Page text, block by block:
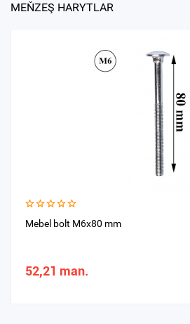
MEŇZEŞ HARYTLAR
Mebel bolt M6x80 mm
52,21 man.